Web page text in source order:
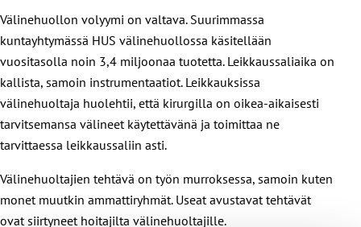
Välinehuollon volyymi on valtava. Suurimmassa
kuntayhtymässä HUS välinehuollossa käsitellään
vuositasolla noin 3,4 miljoonaa tuotetta. Leikkaussaliaika on
kallista, samoin instrumentaatiot. Leikkauksissa
välinehuoltaja huolehtii, että kirurgilla on oikea-aikaisesti
tarvitsemansa välineet käytettävänä ja toimittaa ne
tarvittaessa leikkaussaliin asti.
Välinehuoltajien tehtävä on työn murroksessa, samoin kuten
monet muutkin ammattiryhmät. Useat avustavat tehtävät
ovat siirtyneet hoitajilta välinehuoltajille.